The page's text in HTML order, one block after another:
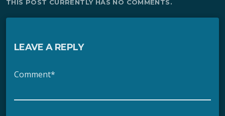
THIS POST CURRENTLY HAS NO COMMENTS.
LEAVE A REPLY
Comment*